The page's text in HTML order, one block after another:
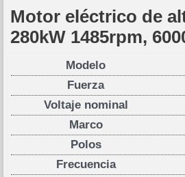
Motor eléctrico de
280kW 1485rpm,
Modelo
Fuerza
Voltaje nominal
Marco
Polos
Frecuencia